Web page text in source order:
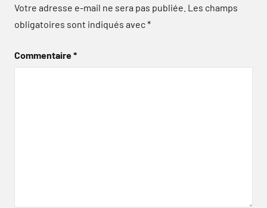
Votre adresse e-mail ne sera pas publiée. Les champs
obligatoires sont indiqués avec*
Commentaire*